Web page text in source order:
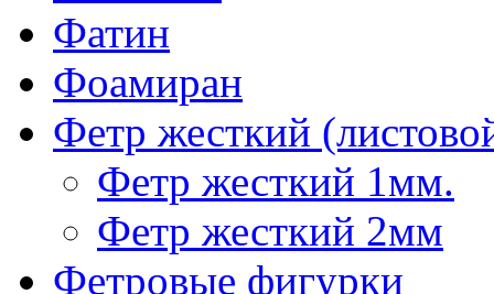
Фатин
Фоамиран
Фетр жесткий
Фетр жесткий 1мм.
Фетр жесткий 2мм
Фетровые фигурки